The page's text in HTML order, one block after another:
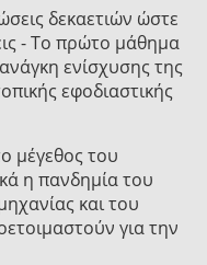
δεκαετιών ώστε
- Το πρώτο μάθημα
ενίσχυσης της
εφοδιαστικής
μέγεθος του
η πανδημία του
και του
για την